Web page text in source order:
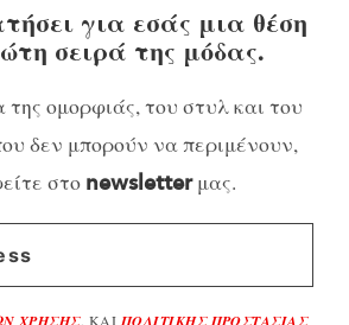
για εσάς μια θέση
σειρά της μόδας.
ομορφιάς, του στυλ και του
δεν μπορούν να περιμένουν,
στο newsletterμας.
ΧΡΗΣΗΣ, ΚΑΙ ΠΟΛΙΤΙΚΗΣ ΠΡΟΣΤΑΣΙΑΣ